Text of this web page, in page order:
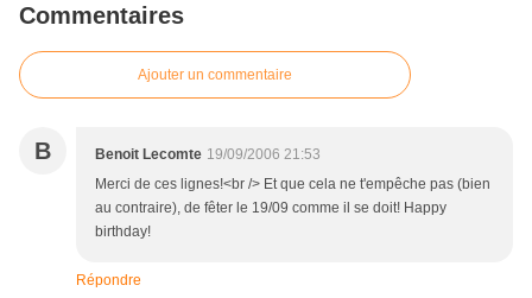
Commentaires
Ajouter un commentaire
B Benoit Lecomte 19/09/2006 21:53
Merci de ces lignes!<br /> Et que cela ne t'empêche pas (bien
au contraire), de fêter le 19/09 comme il se doit! Happy
birthday!
Répondre